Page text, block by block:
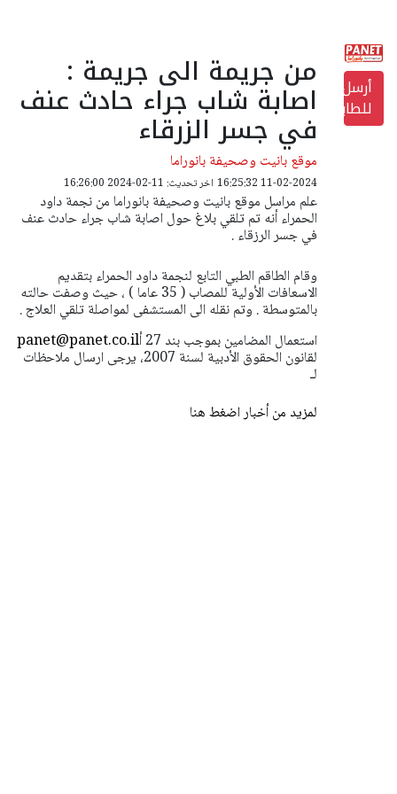
أرسل
للطابعة
من جريمة الى جريمة :
اصابة شاب جراء حادث عنف
في جسر الزرقاء
موقع بانيت وصحيفة بانوراما
11-02-2024 16:25:32 اخر تحديث: 11-02-2024 16:26:00
علم مراسل موقع بانيت وصحيفة بانوراما من نجمة داود
الحمراء أنه تم تلقي بلاغ حول اصابة شاب جراء حادث عنف
في جسر الرزقاء .
وقام الطاقم الطبي التابع لنجمة داود الحمراء بتقديم
الاسعافات الأولية للمصاب ( 35 عاما ) ، حيث وصفت حالته
بالمتوسطة . وتم نقله الى المستشفى لمواصلة تلقي العلاج .
panet@panet.co.ilاستعمال المضامين بموجب بند 27 أ
لقانون الحقوق الأدبية لسنة 2007، يرجى ارسال ملاحظات
لـ
لمزيد من أخبار اضغط هنا